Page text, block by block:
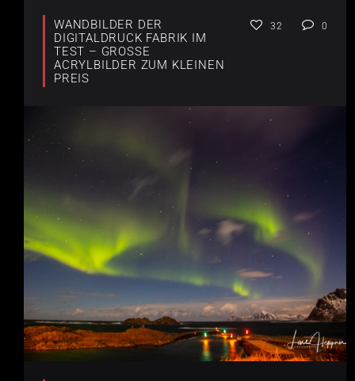
WANDBILDER DER
DIGITALDRUCK FABRIK IM
TEST – GROSSE A
CRYLBILDER ZUM KLEINEN P
REIS
32 0